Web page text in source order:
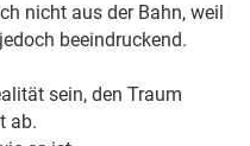
nicht aus der Bahn, weil
beeindruckend.
sein, den Traum
ab.